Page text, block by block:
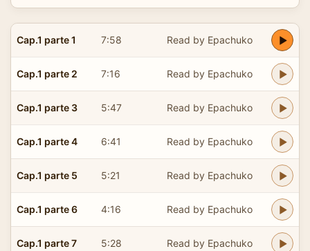
Cap.1 parte 1 7:58 Read by Epachuko
Cap.1 parte 2 7:16 Read by Epachuko
Cap.1 parte 3 5:47 Read by Epachuko
Cap.1 parte 4 6:41 Read by Epachuko
Cap.1 parte 5 5:21 Read by Epachuko
Cap.1 parte 6 4:16 Read by Epachuko
Cap.1 parte 7 5:28 Read by Epachuko